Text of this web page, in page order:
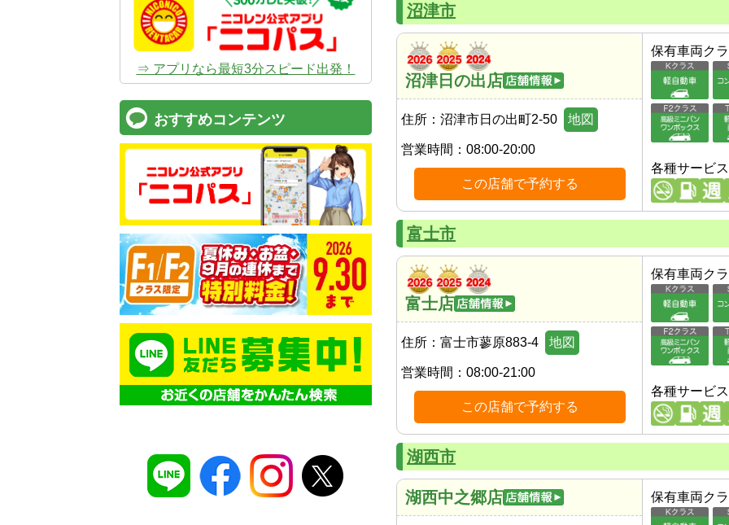
沼津市
沼津日の出店
住所： 沼津市日の出町2-50 地図
営業時間： 08:00-20:00
この店舗で予約する
保有車両ク
各種サービス
富士市
富士店
住所： 富士市蓼原883-4 地図
営業時間： 08:00-21:00
この店舗で予約する
保有車両ク
各種サービス
湖西市
湖西中之郷店 保有車両ク
⇒ アプリなら最短3分スピード出発！
おすすめコンテンツ